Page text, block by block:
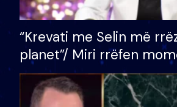
“Krevati me Selin më
planet”/ Miri rrëfen
bukura në shtëpinë e
mungojë zilja e